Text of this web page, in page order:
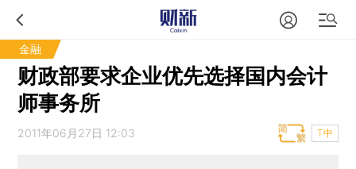
金融
财政部要求企业优先选择国内会计
师事务所
2011年06月27日 12:03 T中